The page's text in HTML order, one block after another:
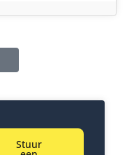
Stuur